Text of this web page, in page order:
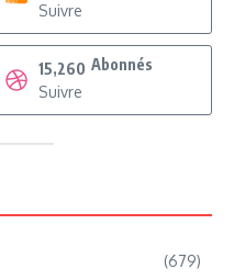
Suivre
15,260 Abonnés
Suivre
(679)